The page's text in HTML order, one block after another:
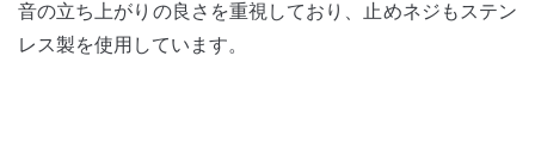
音の立ち上がりの良さを重視しており、止めネジもステン
レス製を使用しています。